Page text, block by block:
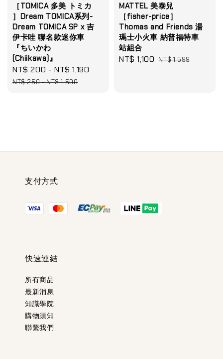
［TOMICA 多美 トミカ
］Dream TOMICA系列-
Dream TOMICA SP x 吉
伊卡哇 聯名款迷你車
『ちいかわ
(Chiikawa)』
Sale
price
NT$ 200 -NT$ 1,190
NT$ 250-NT$ 1,500
MATTEL 美泰兒
［fisher-price］
Thomas and Friends 湯
瑪士小火車 納普福特車
站組合
Sale
NT$ 1,100 Regular
NT$ 1,599
支付方式
快速連結
所有商品
最新消息
知識學院
購物須知
聯繫我們